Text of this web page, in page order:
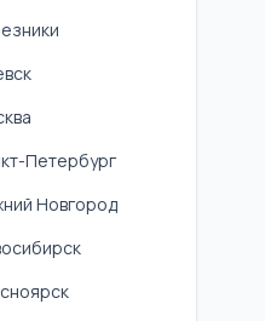
Петербург
Новгород